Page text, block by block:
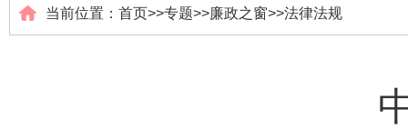
当前位置： 首页>>专题>>廉政之窗>>法律法规